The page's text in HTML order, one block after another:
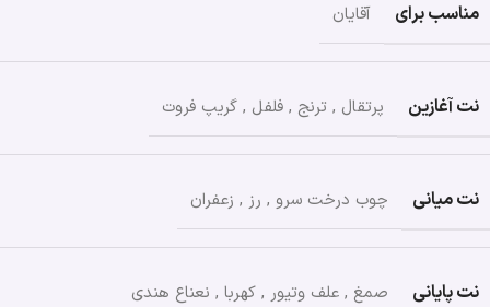
مناسب برای آقایان
نت آغازین پرتقال , ترنج , فلفل , گریپ فروت
نت میانی چوب درخت سرو , رز , زعفران
نت پایانی صمغ , علف وتیور , کهربا , نعناع هندی